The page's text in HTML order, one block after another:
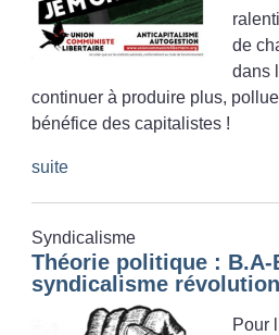
de
dans
continuer à produire plus,
bénéfice des capitalistes !
suite
Syndicalisme
Théorie politique : B.A-
syndicalisme
Pour